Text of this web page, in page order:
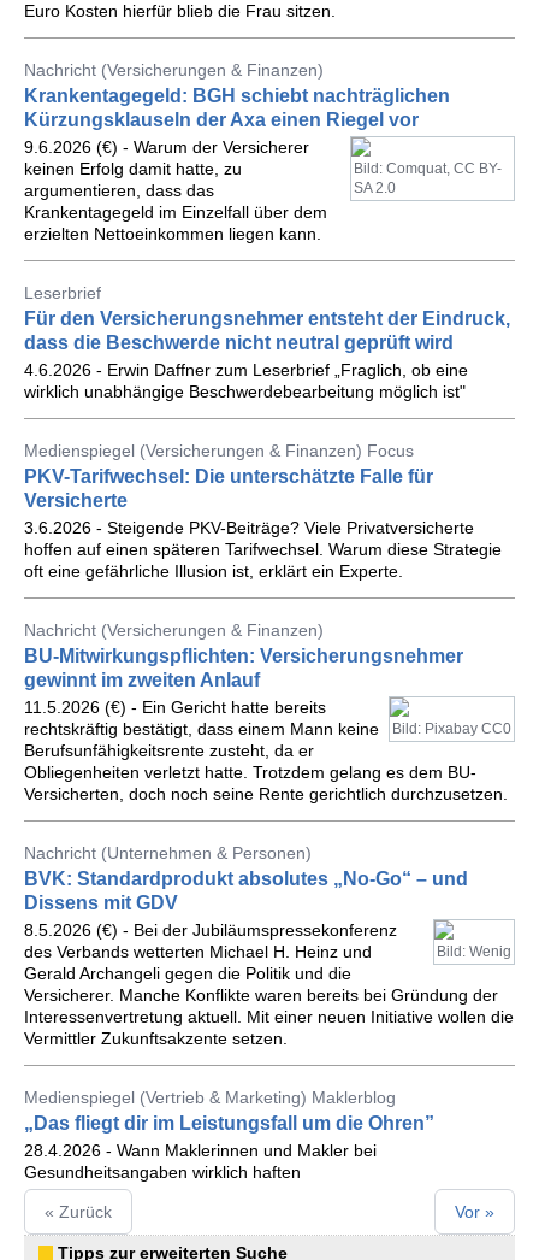
Euro Kosten hierfür blieb die Frau sitzen.
Nachricht (Versicherungen & Finanzen)
Krankentagegeld: BGH schiebt nachträglichen
Kürzungsklauseln der Axa einen Riegel vor
Bild: Comquat, CC BY-
SA 2.0
9.6.2026 (€) - Warum der Versicherer
keinen Erfolg damit hatte, zu
argumentieren, dass das
Krankentagegeld im Einzelfall über dem
erzielten Nettoeinkommen liegen kann.
Leserbrief
Für den Versicherungsnehmer entsteht der Eindruck,
dass die Beschwerde nicht neutral geprüft wird
4.6.2026 - Erwin Daffner zum Leserbrief „Fraglich, ob eine
wirklich unabhängige Beschwerdebearbeitung möglich ist"
Medienspiegel (Versicherungen & Finanzen) Focus
PKV-Tarifwechsel: Die unterschätzte Falle für
Versicherte
3.6.2026 - Steigende PKV-Beiträge? Viele Privatversicherte
hoffen auf einen späteren Tarifwechsel. Warum diese Strategie
oft eine gefährliche Illusion ist, erklärt ein Experte.
Nachricht (Versicherungen & Finanzen)
BU-Mitwirkungspflichten: Versicherungsnehmer
gewinnt im zweiten Anlauf
Bild: Pixabay CC0
11.5.2026 (€) - Ein Gericht hatte bereits
rechtskräftig bestätigt, dass einem Mann keine
Berufsunfähigkeitsrente zusteht, da er
Obliegenheiten verletzt hatte. Trotzdem gelang es dem BU-
Versicherten, doch noch seine Rente gerichtlich durchzusetzen.
Nachricht (Unternehmen & Personen)
BVK: Standardprodukt absolutes „No-Go“ – und
Dissens mit GDV
Bild: Wenig
8.5.2026 (€) - Bei der Jubiläumspressekonferenz
des Verbands wetterten Michael H. Heinz und
Gerald Archangeli gegen die Politik und die
Versicherer. Manche Konflikte waren bereits bei Gründung der
Interessenvertretung aktuell. Mit einer neuen Initiative wollen die
Vermittler Zukunftsakzente setzen.
Medienspiegel (Vertrieb & Marketing) Maklerblog
„Das fliegt dir im Leistungsfall um die Ohren”
28.4.2026 - Wann Maklerinnen und Makler bei
Gesundheitsangaben wirklich haften
« Zurück Vor »
Tipps zur erweiterten Suche